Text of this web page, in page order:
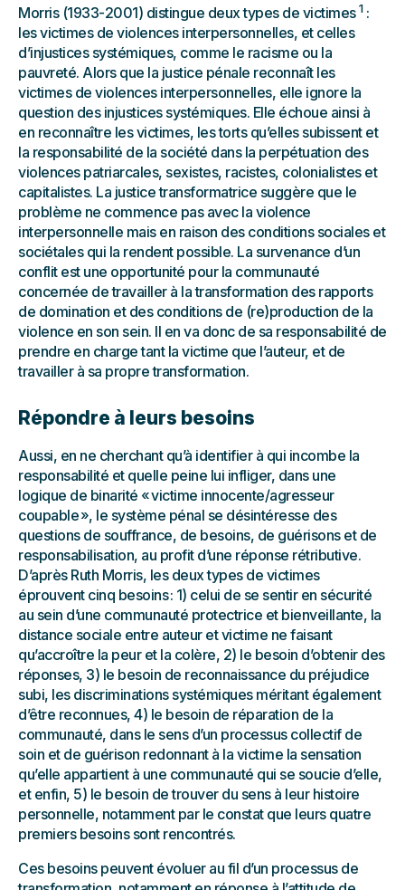
Morris (1933-2001) distingue deux types de victimes1:
les victimes de violences interpersonnelles, et celles
d’injustices systémiques, comme le racisme ou la
pauvreté. Alors que la justice pénale reconnaît les
victimes de violences interpersonnelles, elle ignore la
question des injustices systémiques. Elle échoue ainsi à
en reconnaître les victimes, les torts qu’elles subissent et
la responsabilité de la société dans la perpétuation des
violences patriarcales, sexistes, racistes, colonialistes et
capitalistes. La justice transformatrice suggère que le
problème ne commence pas avec la violence
interpersonnelle mais en raison des conditions sociales et
sociétales qui la rendent possible. La survenance d’un
conflit est une opportunité pour la communauté
concernée de travailler à la transformation des rapports
de domination et des conditions de (re)production de la
violence en son sein. Il en va donc de sa responsabilité de
prendre en charge tant la victime que l’auteur, et de
travailler à sa propre transformation.
Répondre à leurs besoins
Aussi, en ne cherchant qu’à identifier à qui incombe la
responsabilité et quelle peine lui infliger, dans une
logique de binarité « victime innocente/agresseur
coupable », le système pénal se désintéresse des
questions de souffrance, de besoins, de guérisons et de
responsabilisation, au profit d’une réponse rétributive.
D’après Ruth Morris, les deux types de victimes
éprouvent cinq besoins : 1) celui de se sentir en sécurité
au sein d’une communauté protectrice et bienveillante, la
distance sociale entre auteur et victime ne faisant
qu’accroître la peur et la colère, 2) le besoin d’obtenir des
réponses, 3) le besoin de reconnaissance du préjudice
subi, les discriminations systémiques méritant également
d’être reconnues, 4) le besoin de réparation de la
communauté, dans le sens d’un processus collectif de
soin et de guérison redonnant à la victime la sensation
qu’elle appartient à une communauté qui se soucie d’elle,
et enfin, 5) le besoin de trouver du sens à leur histoire
personnelle, notamment par le constat que leurs quatre
premiers besoins sont rencontrés.
Ces besoins peuvent évoluer au fil d’un processus de